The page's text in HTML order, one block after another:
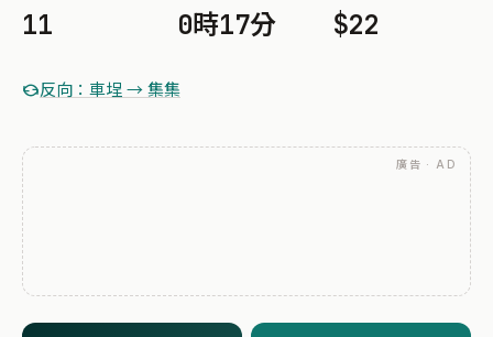
11 0時17分 $22
反向：車埕 → 集集
廣告 · AD